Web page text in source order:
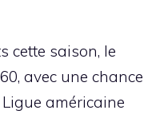
cette saison, le
avec une chance
américaine